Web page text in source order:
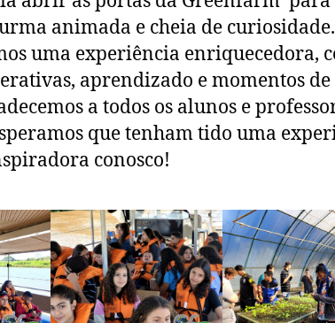
animada e cheia de curiosidade.
uma experiência enriquecedora,
aprendizado e momentos de
a todos os alunos e
que tenham tido uma
conosco!